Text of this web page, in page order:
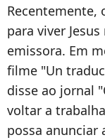
Recentemente,
para viver
emissora. Em
filme "Un
disse ao jornal
voltar a
possa anunciar